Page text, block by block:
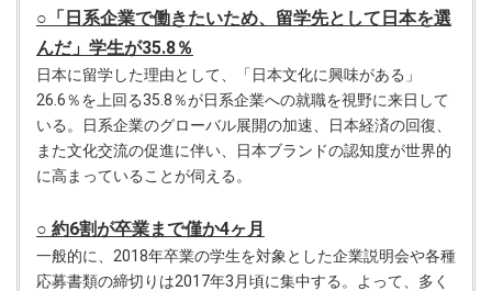
○「日系企業で働きたいため、留学先として日本を選
んだ」学生が35.8％
日本に留学した理由として、「日本文化に興味がある」
26.6％を上回る35.8％が日系企業への就職を視野に来日して
いる。日系企業のグローバル展開の加速、日本経済の回復、
また文化交流の促進に伴い、日本ブランドの認知度が世界的
に高まっていることが伺える。
○ 約6割が卒業まで僅か4ヶ月
一般的に、2018年卒業の学生を対象とした企業説明会や各種
応募書類の締切りは2017年3月頃に集中する。よって、多く